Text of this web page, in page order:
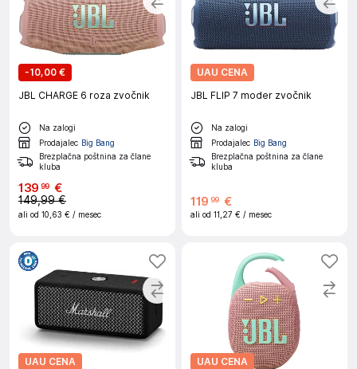
-10,00 €
JBL CHARGE 6 roza zvočnik
Na zalogi
Prodajalec Big Bang
Brezplačna poštnina za člane
kluba
139 99 €
149,99 €
ali od 10,63 € / mesec
UAU CENA
JBL FLIP 7 moder zvočnik
Na zalogi
Prodajalec Big Bang
Brezplačna poštnina za člane
kluba
119 99 €
ali od 11,27 € / mesec
UAU CENA UAU CENA